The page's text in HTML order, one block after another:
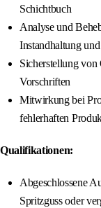
Schichtbuch
Analyse und
Instandhaltung
Sicherstellung
Vorschriften
Mitwirkung bei
fehlerhaften
Qualifikationen:
Abgeschlossene
Spritzguss oder